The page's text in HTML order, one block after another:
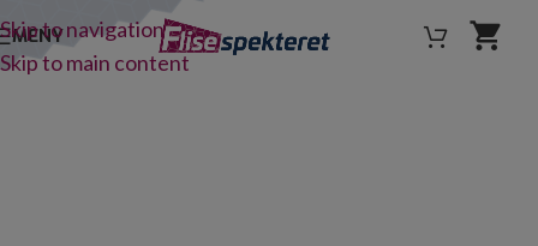
Skip to navigation
Skip to main content
MENY